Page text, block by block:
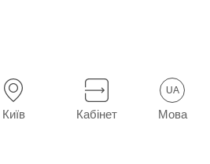
Київ Кабінет
UA
Мова